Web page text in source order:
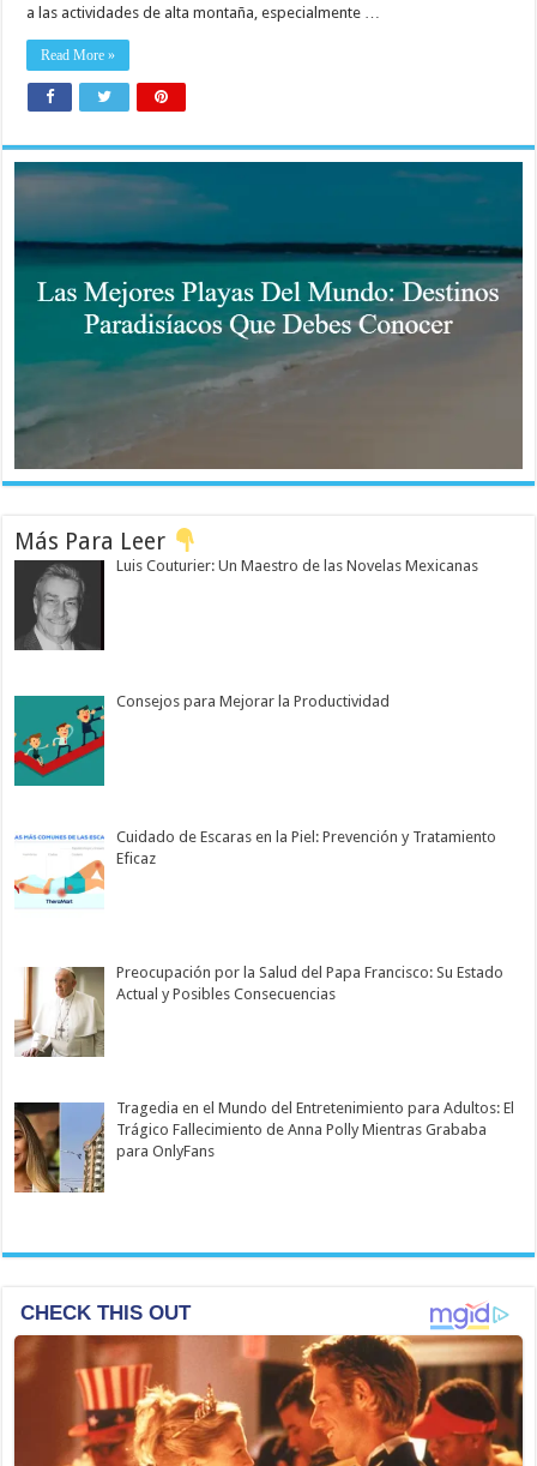
a las actividades de alta montaña, especialmente …
Read More »
Más Para Leer
Luis Couturier: Un Maestro de las Novelas Mexicanas
Consejos para Mejorar la Productividad
Cuidado de Escaras en la Piel: Prevención y Tratamiento
Eficaz
Preocupación por la Salud del Papa Francisco: Su Estado
Actual y Posibles Consecuencias
Tragedia en el Mundo del Entretenimiento para Adultos: El
Trágico Fallecimiento de Anna Polly Mientras Grababa
para OnlyFans